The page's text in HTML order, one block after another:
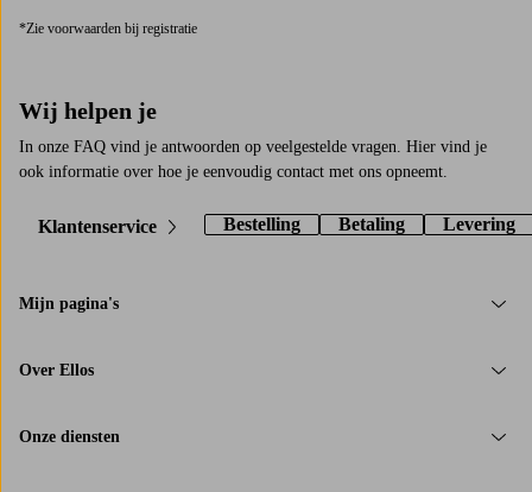
*Zie voorwaarden bij registratie
Wij helpen je
In onze FAQ vind je antwoorden op veelgestelde vragen. Hier vind je
ook informatie over hoe je eenvoudig contact met ons opneemt.
Klantenservice Bestelling Betaling Levering
Mijn pagina's
Over Ellos
Onze diensten